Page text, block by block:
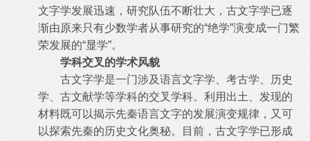
文字学发展迅速，研究队伍不断壮大，古文字学已逐
渐由原来只有少数学者从事研究的“绝学”演变成一门繁
荣发展的“显学”。
学科交叉的学术风貌
古文字学是一门涉及语言文字学、考古学、历史
学、古文献学等学科的交叉学科。利用出土、发现的
材料既可以揭示先秦语言文字的发展演变规律，又可
以探索先秦的历史文化奥秘。目前，古文字学已形成